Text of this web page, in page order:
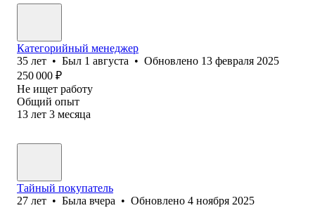
Категорийный менеджер
35 лет • Был 1 августа • Обновлено 13 февраля 2025
250 000 ₽
Не ищет работу
Общий опыт
13 лет 3 месяца
Тайный покупатель
27 лет • Была вчера • Обновлено 4 ноября 2025